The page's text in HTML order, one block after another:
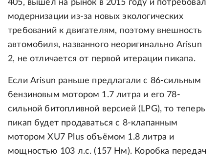
405, вышел на рынок в 2015 году и потребовал
модернизации из-за новых экологических
требований к двигателям, поэтому внешность
автомобиля, названного неоригинально Arisun
2, не отличается от первой итерации пикапа.
Если Arisun раньше предлагали с 86-сильным
бензиновым мотором 1.7 литра и его 78-
сильной битопливной версией (LPG), то теперь
пикап будет продаваться с 8-клапанным
мотором XU7 Plus объёмом 1.8 литра и
мощностью 103 л.с. (157 Нм). Коробка передач